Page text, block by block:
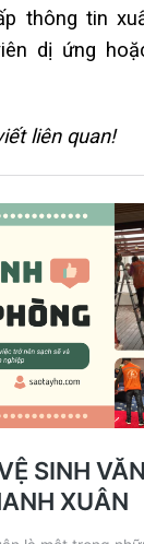
thông tin
dị ứng
liên quan!